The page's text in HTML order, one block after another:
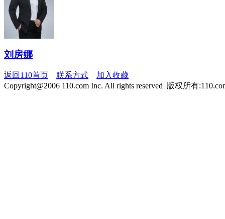
刘房娜
返回110首页 联系方式
加入收藏
Copyright@2006 110.com Inc. All rights reserved 版权所有